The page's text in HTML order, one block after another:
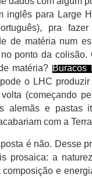
inglês para Large
pra fazer
de matéria num
ponto da colisão.
matéria? Buracos
o LHC
(começando
alemãs e pastas
com a
é não. Desse
prosaica: a
e